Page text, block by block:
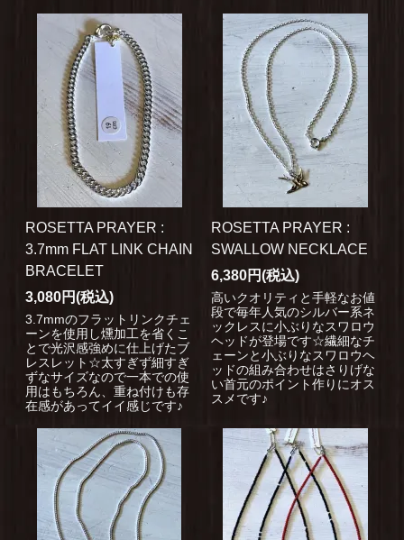
ROSETTA PRAYER :
3.7mm FLAT LINK CHAIN
BRACELET
3,080円(税込)
3.7mmのフラットリンクチェ
ーンを使用し燻加工を省くこ
とで光沢感強めに仕上げたブ
レスレット☆太すぎず細すぎ
ずなサイズなので一本での使
用はもちろん、重ね付けも存
在感があってイイ感じです♪
ROSETTA PRAYER :
SWALLOW NECKLACE
6,380円(税込)
高いクオリティと手軽なお値
段で毎年人気のシルバー系ネ
ックレスに小ぶりなスワロウ
ヘッドが登場です☆繊細なチ
ェーンと小ぶりなスワロウヘ
ッドの組み合わせはさりげな
い首元のポイント作りにオス
スメです♪